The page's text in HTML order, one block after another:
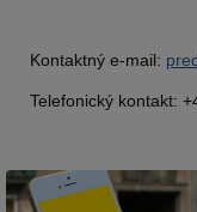
Kontaktný e-mail:
Telefonický kontakt: